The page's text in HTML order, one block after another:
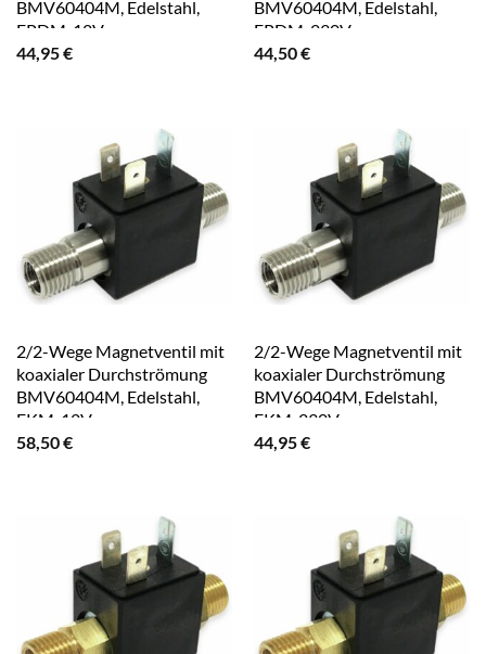
BMV60404M, Edelstahl,
EPDM, 12V-
44,95€
BMV60404M, Edelstahl,
EPDM, 230V~
44,50€
2/2-Wege Magnetventil mit
koaxialer Durchströmung
BMV60404M, Edelstahl,
FKM, 12V-
58,50€
2/2-Wege Magnetventil mit
koaxialer Durchströmung
BMV60404M, Edelstahl,
FKM, 230V~
44,95€